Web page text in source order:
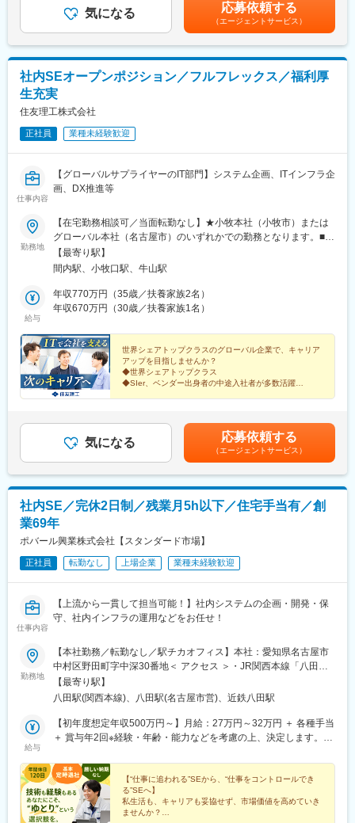
気になる 応募依頼する
（エージェントサービス）
社内SEオープンポジション／フルフレックス／福利厚
生充実
住友理工株式会社
正社員 業種未経験歓迎
仕事内容
【グローバルサプライヤーのIT部門】システム企画、ITインフラ企
画、DX推進等
勤務地
【在宅勤務相談可／当面転勤なし】★小牧本社（小牧市）または
グローバル本社（名古屋市）のいずれかでの勤務となります。■小
牧本社：愛知県小牧市東3-1■グローバル本社：愛知県名古屋市中
村区名駅1-1-1 JPタワー名古屋※当面転勤はありません。（将来的
＞└小牧本社：敷地内喫煙可能場所あり（2026年より屋内全面禁
煙の予定）└グローバル本社：屋内喫煙可能場所あり
【最寄り駅】
間内駅、小牧口駅、牛山駅
給与
年収770万円（35歳／扶養家族2名）
年収670万円（30歳／扶養家族1名）
世界シェアトップクラスのグローバル企業で、キャリア
アップを目指しませんか？
◆世界シェアトップクラス
◆SIer、ベンダー出身者の中途入社者が多数活躍
気になる 応募依頼する
（エージェントサービス）
社内SE／完休2日制／残業月5h以下／住宅手当有／創
業69年
ポバール興業株式会社【スタンダード市場】
正社員 転勤なし 上場企業 業種未経験歓迎
仕事内容
【上流から一貫して担当可能！】社内システムの企画・開発・保
守、社内インフラの運用などをお任せ！
勤務地
【本社勤務／転勤なし／駅チカオフィス】本社：愛知県名古屋市
中村区野田町字中深30番地＜ アクセス ＞・JR関西本線「八田」
駅南口から徒歩約8分・地下鉄名古屋市営「八田」駅2番出口から
徒歩約9分・近鉄「八田」駅2番出口から徒歩約10分※受動喫煙対
【最寄り駅】
八田駅(関西本線)、八田駅(名古屋市営)、近鉄八田駅
給与
【初年度想定年収500万円～】月給：27万円～32万円 ＋ 各種手当
＋ 賞与年2回※経験・年齢・能力などを考慮の上、決定します。※
【“仕事に追われる”SEから、“仕事をコントロールでき
る”SEへ】
私生活も、キャリアも妥協せず、市場価値を高めていき
ませんか？